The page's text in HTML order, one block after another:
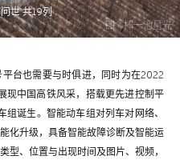
图 / 捧一池星光
世 共19列
台也需要与时俱进，同时为在2022
现中国高铁风采，搭载更先进控制平
诞生。智能动车组对列车对网络、
化升级，具备智能故障诊断及智能运
型、位置与出现时间及图片、视频，